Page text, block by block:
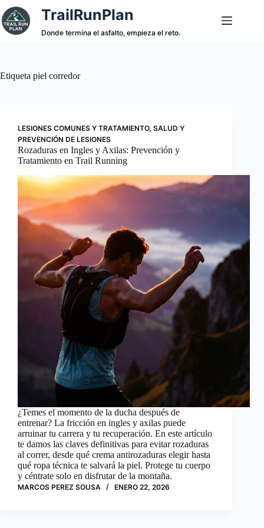
Saltar
al
contenido
TrailRunPlan
Donde termina el asfalto, empieza el reto.
Etiqueta piel corredor
LESIONES COMUNES Y TRATAMIENTO, SALUD Y
PREVENCIÓN DE LESIONES
Rozaduras en Ingles y Axilas: Prevención y
Tratamiento en Trail Running
¿Temes el momento de la ducha después de
entrenar? La fricción en ingles y axilas puede
arruinar tu carrera y tu recuperación. En este artículo
te damos las claves definitivas para evitar rozaduras
al correr, desde qué crema antirozaduras elegir hasta
qué ropa técnica te salvará la piel. Protege tu cuerpo
y céntrate solo en disfrutar de la montaña.
MARCOS PEREZ SOUSA ENERO 22, 2026